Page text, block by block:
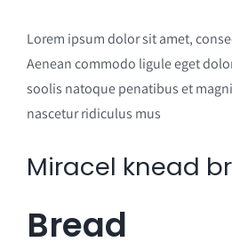
Lorem ipsum dolor sit amet,
Aenean commodo ligule eget
soolis natoque penatibus et
nascetur ridiculus mus
Miracel knead
Bread